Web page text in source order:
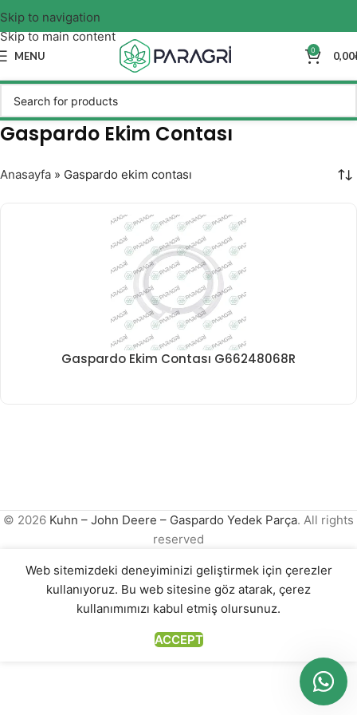
Skip to navigation
Skip to main content
MENU 0 0,00
Gaspardo Ekim Contası
Anasayfa » Gaspardo ekim contası
Gaspardo Ekim Contası G66248068R
© 2026 Kuhn – John Deere – Gaspardo Yedek Parça. All rights
reserved
Web sitemizdeki deneyiminizi geliştirmek için çerezler
kullanıyoruz. Bu web sitesine göz atarak, çerez
kullanımımızı kabul etmiş olursunuz.
ACCEPT